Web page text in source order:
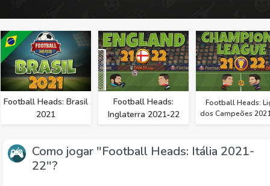
Football Heads: Brasil
2021
Football Heads:
Inglaterra 2021‑22
Football Heads:
dos Campeões
Como jogar "Football Heads: Itália 2021-
22"?